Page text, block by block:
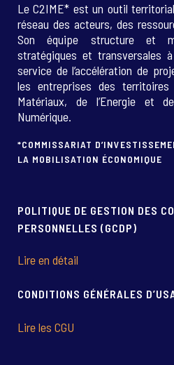
Le C2IME* est un outil
réseau des acteurs, des
Son équipe structure et
stratégiques et transversales
service de l’accélération de
les entreprises des
Matériaux, de l’Energie et
Numérique.
*COMMISSARIAT
LA MOBILISATION ÉCONOMIQUE
POLITIQUE DE GESTION DES
PERSONNELLES (GCDP)
Lire en détail
CONDITIONS GÉNÉRALES
Lire les CGU